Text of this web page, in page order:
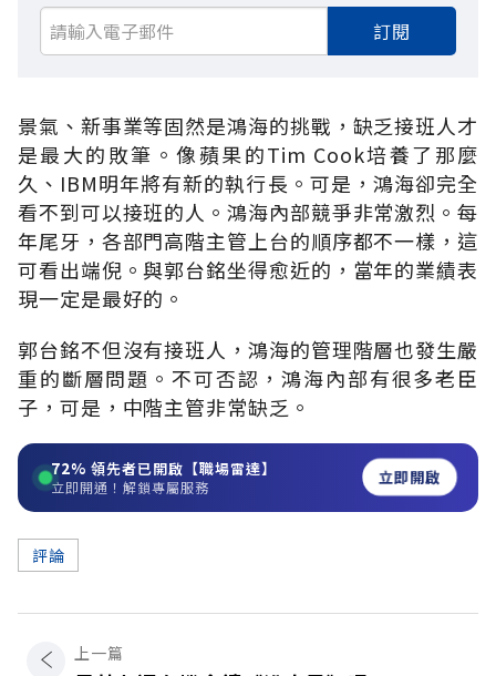
訂閱
景氣、新事業等固然是鴻海的挑戰，缺乏接班人才
是最大的敗筆。像蘋果的Tim Cook培養了那麼
久、IBM明年將有新的執行長。可是，鴻海卻完全
看不到可以接班的人。鴻海內部競爭非常激烈。每
年尾牙，各部門高階主管上台的順序都不一樣，這
可看出端倪。與郭台銘坐得愈近的，當年的業績表
現一定是最好的。
郭台銘不但沒有接班人，鴻海的管理階層也發生嚴
重的斷層問題。不可否認，鴻海內部有很多老臣
子，可是，中階主管非常缺乏。
72% 領先者已開啟【職場雷達】
立即開通！解鎖專屬服務 立即開啟
評論
上一篇